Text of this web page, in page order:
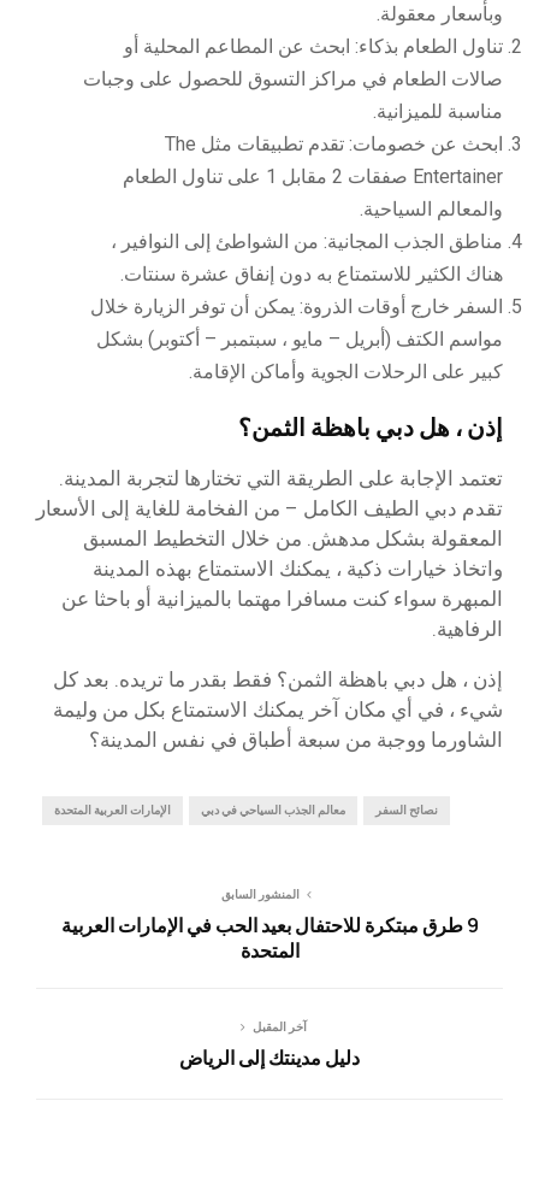
وبأسعار معقولة.
تناول الطعام بذكاء: ابحث عن المطاعم المحلية أو
صالات الطعام في مراكز التسوق للحصول على وجبات
مناسبة للميزانية.
ابحث عن خصومات: تقدم تطبيقات مثل The
Entertainer صفقات 2 مقابل 1 على تناول الطعام
والمعالم السياحية.
مناطق الجذب المجانية: من الشواطئ إلى النوافير ،
هناك الكثير للاستمتاع به دون إنفاق عشرة سنتات.
السفر خارج أوقات الذروة: يمكن أن توفر الزيارة خلال
مواسم الكتف (أبريل – مايو ، سبتمبر – أكتوبر) بشكل
كبير على الرحلات الجوية وأماكن الإقامة.
إذن ، هل دبي باهظة الثمن؟
تعتمد الإجابة على الطريقة التي تختارها لتجربة المدينة.
تقدم دبي الطيف الكامل – من الفخامة للغاية إلى الأسعار
المعقولة بشكل مدهش. من خلال التخطيط المسبق
واتخاذ خيارات ذكية ، يمكنك الاستمتاع بهذه المدينة
المبهرة سواء كنت مسافرا مهتما بالميزانية أو باحثا عن
الرفاهية.
إذن ، هل دبي باهظة الثمن؟ فقط بقدر ما تريده. بعد كل
شيء ، في أي مكان آخر يمكنك الاستمتاع بكل من وليمة
الشاورما ووجبة من سبعة أطباق في نفس المدينة؟
الإمارات العربية المتحدة معالم الجذب السياحي في دبي نصائح السفر
المنشور السابق
9 طرق مبتكرة للاحتفال بعيد الحب في الإمارات العربية
المتحدة
آخر المقبل
دليل مدينتك إلى الرياض